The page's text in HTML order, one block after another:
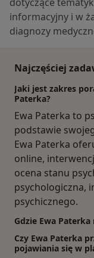
informacyjny i w
diagnozy
Najczęściej
Jaki jest zakres
Paterka?
Ewa Paterka to
podstawie
Ewa Paterka
online,
ocena stanu
psychologiczna,
psychicznego.
Gdzie Ewa
Czy Ewa Paterka
pojawiania się w